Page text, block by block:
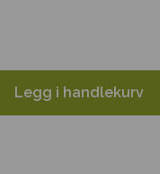
Legg i handlekurv